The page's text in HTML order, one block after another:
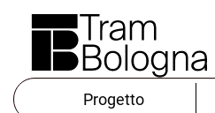
Progetto